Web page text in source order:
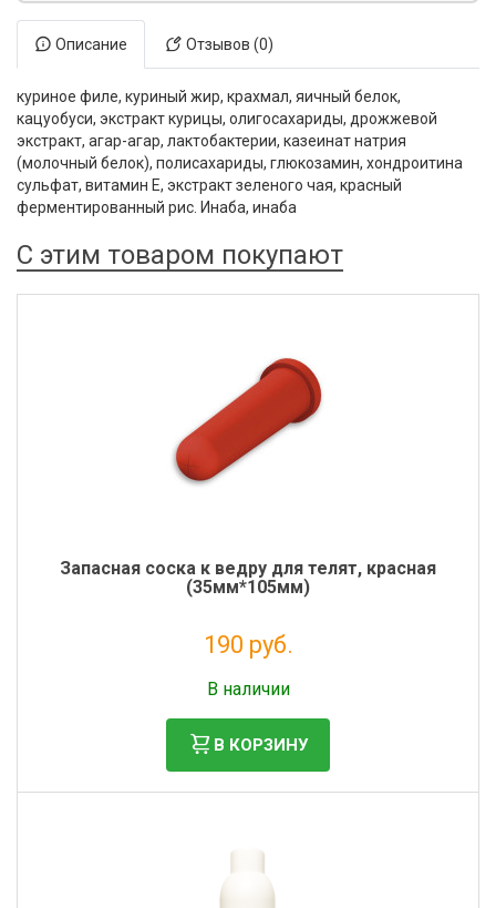
Описание Отзывов (0)
куриное филе, куриный жир, крахмал, яичный белок,
кацуобуси, экстракт курицы, олигосахариды, дрожжевой
экстракт, агар-агар, лактобактерии, казеинат натрия
(молочный белок), полисахариды, глюкозамин, хондроитина
сульфат, витамин E, экстракт зеленого чая, красный
ферментированный рис. Инаба, инаба
С этим товаром покупают
Запасная соска к ведру для телят, красная
(35мм*105мм)
190 руб.
В наличии
В КОРЗИНУ